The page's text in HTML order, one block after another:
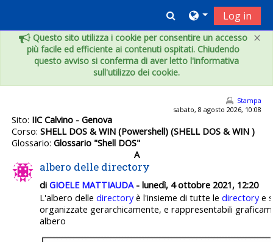
×
Questo sito utilizza i cookie per consentire un accesso
più facile ed efficiente ai contenuti ospitati. Chiudendo
questo avviso si conferma di aver letto l'informativa
sull'utilizzo dei cookie.
Toggle search
Log in
Stampa
sabato, 8 agosto 2026, 10:08
Sito: IIC Calvino - Genova
Corso:SHELL DOS & WIN (Powershell) (SHELL DOS & WIN )
Glossario:Glossario "Shell DOS"
A
albero delle directory
diGIOELE MATTIAUDA- lunedì, 4 ottobre 2021, 12:20
L'albero delledirectory è l'insieme di tutte ledirectory e
organizzate gerarchicamente, e rappresentabili
albero